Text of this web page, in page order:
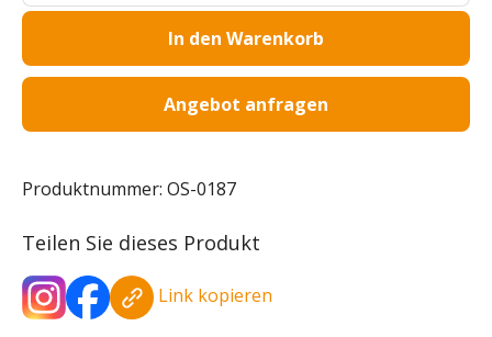
In den Warenkorb
Angebot anfragen
Produktnummer: OS-0187
Teilen Sie dieses Produkt
Link kopieren